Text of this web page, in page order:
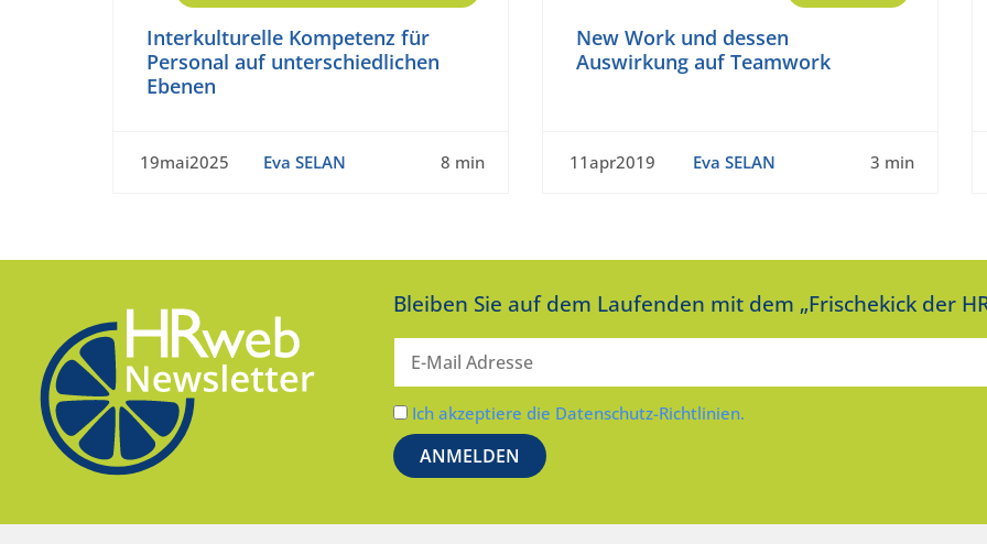
Interkulturelle Kompetenz für
Personal auf unterschiedlichen
Ebenen
19mai2025 Eva SELAN 8 min
New Work und dessen
Auswirkung auf Teamwork
11apr2019 Eva SELAN 3 min
Bleiben Sie auf dem Laufenden mit dem „Frischekick der
Ich akzeptiere die Datenschutz-Richtlinien.